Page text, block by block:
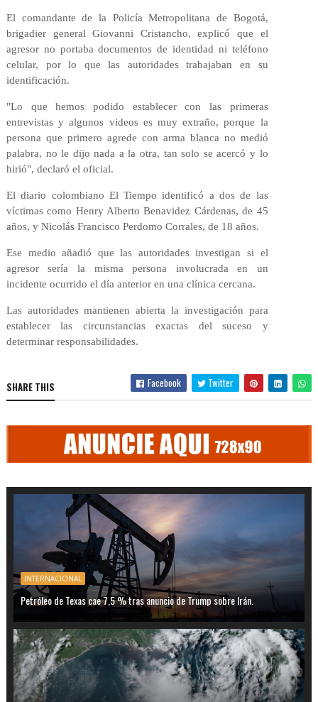
El comandante de la Policía Metropolitana de Bogotá,
brigadier general Giovanni Cristancho, explicó que el
agresor no portaba documentos de identidad ni teléfono
celular, por lo que las autoridades trabajaban en su
identificación.
"Lo que hemos podido establecer con las primeras
entrevistas y algunos videos es muy extraño, porque la
persona que primero agrede con arma blanca no medió
palabra, no le dijo nada a la otra, tan solo se acercó y lo
hirió", declaró el oficial.
El diario colombiano El Tiempo identificó a dos de las
víctimas como Henry Alberto Benavidez Cárdenas, de 45
años, y Nicolás Francisco Perdomo Corrales, de 18 años.
Ese medio añadió que las autoridades investigan si el
agresor sería la misma persona involucrada en un
incidente ocurrido el día anterior en una clínica cercana.
Las autoridades mantienen abierta la investigación para
establecer las circunstancias exactas del suceso y
determinar responsabilidades.
SHARE THIS Facebook Twitter
INTERNACIONAL
Petróleo de Texas cae 7,5 % tras anuncio de Trump sobre Irán.